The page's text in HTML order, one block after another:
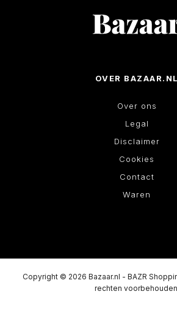
OVER BAZAAR.NL
Over ons
Legal
Disclaimer
Cookies
Contact
Waren
Copyright © 2026 Bazaar.nl - BAZR
rechten